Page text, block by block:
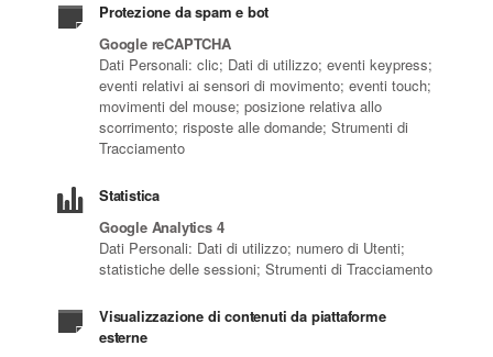
Protezione da spam e bot
Google reCAPTCHA
Dati Personali: clic; Dati di utilizzo; eventi keypress;
eventi relativi ai sensori di movimento; eventi touch;
movimenti del mouse; posizione relativa allo
scorrimento; risposte alle domande; Strumenti di
Tracciamento
Statistica
Google Analytics 4
Dati Personali: Dati di utilizzo; numero di Utenti;
statistiche delle sessioni; Strumenti di Tracciamento
Visualizzazione di contenuti da piattaforme
esterne